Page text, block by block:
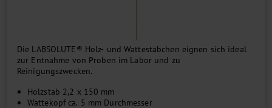
Die LABSOLUTE® Holz- und Wattestäbchen eignen sich ideal
zur Entnahme von Proben im Labor und zu
Reinigungszwecken.
Holzstab 2,2 x 150 mm
Wattekopf ca. 5 mm Durchmesser